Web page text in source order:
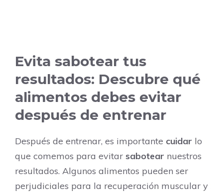
Evita sabotear tus
resultados: Descubre qué
alimentos debes evitar
después de entrenar
Después de entrenar, es importante cuidar lo
que comemos para evitar sabotear nuestros
resultados. Algunos alimentos pueden ser
perjudiciales para la recuperación muscular y